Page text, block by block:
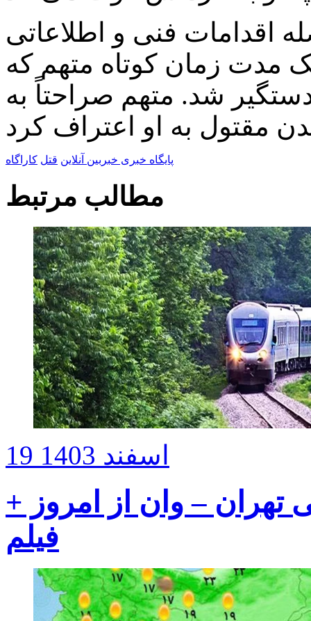
اقدامات فنی و اطلاعاتی
مدت زمان کوتاه متهم که
و دستگیر شد. متهم صراحتاً به
پایگاه خبری خبربین آنلاین قتل کاراگاه
مطالب مرتبط
19 اسفند 1403
تهران – وان از امروز +
فیلم